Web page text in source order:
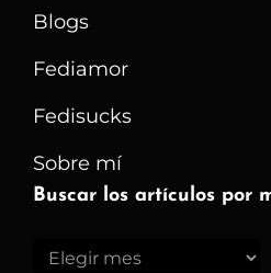
Blogs
Fediamor
Fedisucks
Sobre mí
Buscar los artículos por
Buscar